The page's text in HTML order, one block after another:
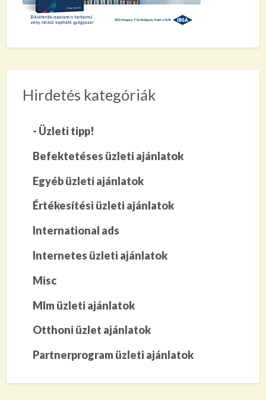
Hirdetés kategóriák
- Üzleti tipp!
Befektetéses üzleti ajánlatok
Egyéb üzleti ajánlatok
Értékesítési üzleti ajánlatok
International ads
Internetes üzleti ajánlatok
Misc
Mlm üzleti ajánlatok
Otthoni üzlet ajánlatok
Partnerprogram üzleti ajánlatok